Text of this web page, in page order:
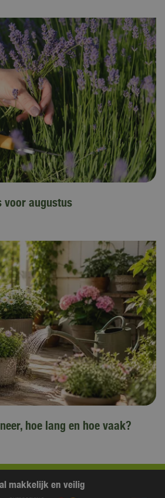
voor augustus
hoe lang en hoe vaak?
makkelijk en veilig